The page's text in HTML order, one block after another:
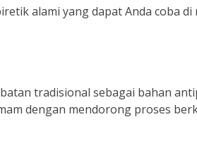
alami yang dapat Anda coba di
tradisional sebagai bahan
dengan mendorong proses